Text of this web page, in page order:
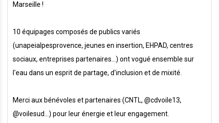
Marseille !
10 équipages composés de publics variés
(unapeialpesprovence, jeunes en insertion, EHPAD, centres
sociaux, entreprises partenaires...) ont vogué ensemble sur
l'eau dans un esprit de partage, d'inclusion et de mixité.
Merci aux bénévoles et partenaires (CNTL, @cdvoile13,
@voilesud...) pour leur énergie et leur engagement.